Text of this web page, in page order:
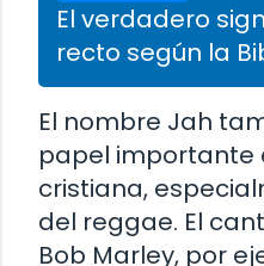
El verdadero
recto según la
El nombre Jah
papel importante
cristiana,
del reggae. El
Bob Marley, por